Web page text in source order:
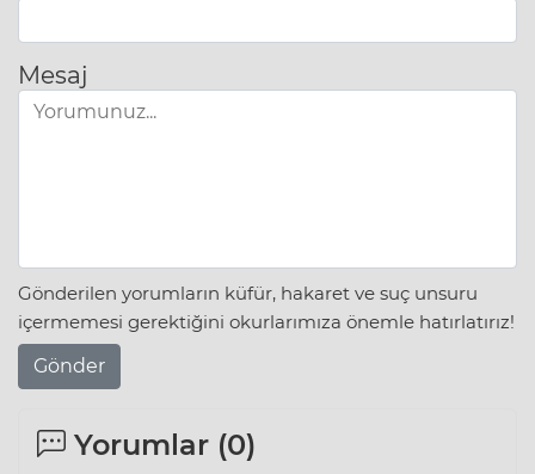
Mesaj
Gönderilen yorumların küfür, hakaret ve suç unsuru
içermemesi gerektiğini okurlarımıza önemle hatırlatırız!
Gönder
Yorumlar (0)